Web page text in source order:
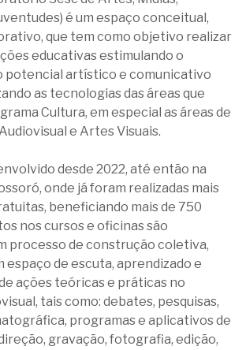
é um espaço conceitual,
que tem como objetivo realizar
educativas estimulando o
potencial artístico e comunicativo
as tecnologias das áreas que
Cultura, em especial as áreas de
e Artes Visuais.
desde 2022, até então na
onde já foram realizadas mais
beneficiando mais de 750
nos cursos e oficinas são
processo de construção coletiva,
de escuta, aprendizado e
ações teóricas e práticas no
tais como: debates, pesquisas,
programas e aplicativos de
gravação, fotografia, edição,